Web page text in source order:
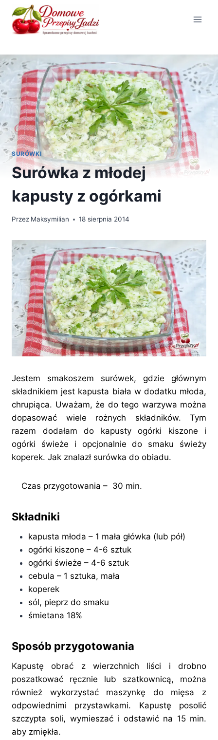
Przejdź
treści
SURÓWKI
Surówka z młodej
kapusty z ogórkami
Przez Maksymilian 18 sierpnia 2014
Jestem smakoszem surówek, gdzie głównym
składnikiem jest kapusta biała w dodatku młoda,
chrupiąca. Uważam, że do tego warzywa można
dopasować wiele rożnych składników. Tym
razem dodałam do kapusty ogórki kiszone i
ogórki świeże i opcjonalnie do smaku świeży
koperek. Jak znalazł surówka do obiadu.
Czas przygotowania – 30 min.
Składniki
kapusta młoda – 1 mała główka (lub pół)
ogórki kiszone – 4-6 sztuk
ogórki świeże – 4-6 sztuk
cebula – 1 sztuka, mała
koperek
sól, pieprz do smaku
śmietana 18%
Sposób przygotowania
Kapustę obrać z wierzchnich liści i drobno
poszatkować ręcznie lub szatkownicą, można
również wykorzystać maszynkę do mięsa z
odpowiednimi przystawkami. Kapustę posolić
szczypta soli, wymieszać i odstawić na 15 min.
aby zmiękła.